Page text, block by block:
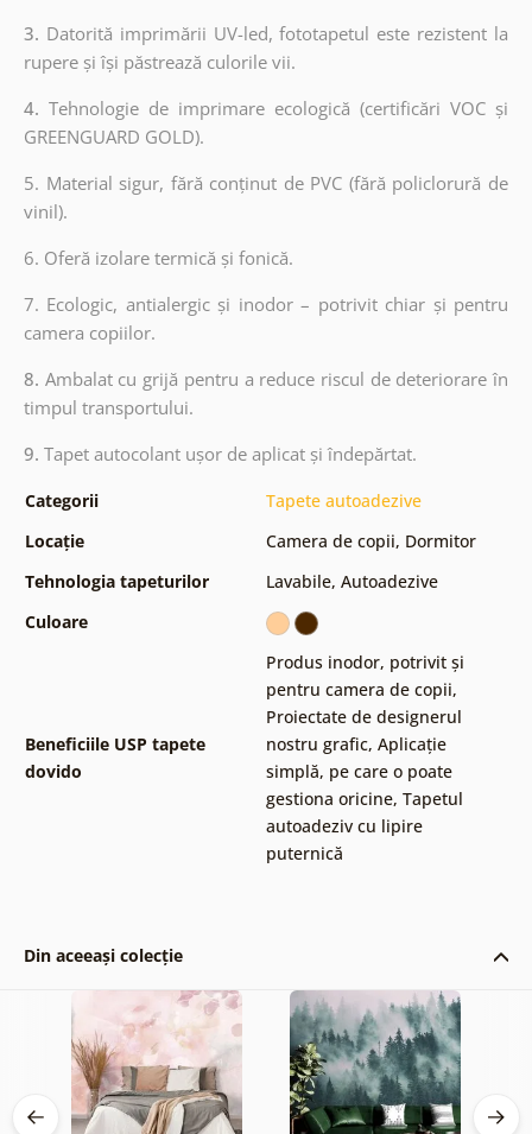
3. Datorită imprimării UV-led, fototapetul este rezistent la
rupere și își păstrează culorile vii.
4. Tehnologie de imprimare ecologică (certificări VOC și
GREENGUARD GOLD).
5. Material sigur, fără conținut de PVC (fără policlorură de
vinil).
6. Oferă izolare termică și fonică.
7. Ecologic, antialergic și inodor – potrivit chiar și pentru
camera copiilor.
8. Ambalat cu grijă pentru a reduce riscul de deteriorare în
timpul transportului.
9. Tapet autocolant ușor de aplicat și îndepărtat.
Categorii
Tapete autoadezive
Locație
Camera de copii, Dormitor
Tehnologia tapeturilor
Lavabile, Autoadezive
Culoare
Beneficiile USP tapete
dovido
Produs inodor, potrivit și
pentru camera de copii,
Proiectate de designerul
nostru grafic, Aplicație
simplă, pe care o poate
gestiona oricine, Tapetul
autoadeziv cu lipire
puternică
Din aceeași colecție